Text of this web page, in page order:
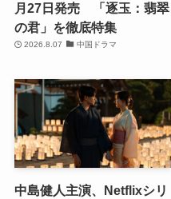
月27日発売 「逐玉：翡翠
の君」を徹底特集
2026.8.07 中国ドラマ
中島健人主演、Netflixシリ